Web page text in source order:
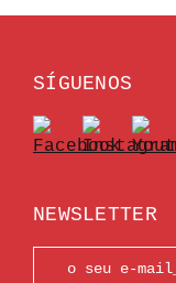
SÍGUENOS
NEWSLETTER